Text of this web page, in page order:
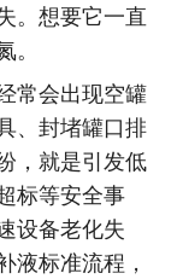
。想要它一直
。
常会出现空罐
、封堵罐口排
，就是引发低
标等安全事
设备老化失
液标准流程，